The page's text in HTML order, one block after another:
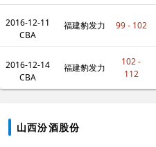
2016-12-11
CBA
福建豹发力 99 - 102
2016-12-14
CBA
福建豹发力
102 -
112
山西汾酒股份